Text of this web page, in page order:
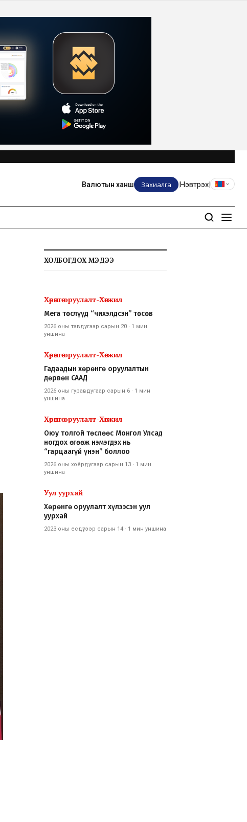
Валютын ханш Захиалга Нэвтрэх
ХОЛБОГДОХ МЭДЭЭ
Хөрөнгө оруулалт-Хөгжил
Мега төслүүд “чихэлдсэн” төсөв
2026 оны тавдугаар сарын 20 · 1 мин
уншина
Хөрөнгө оруулалт-Хөгжил
Гадаадын хөрөнгө оруулалтын
дөрвөн СААД
2026 оны гуравдугаар сарын 6 · 1 мин
уншина
Хөрөнгө оруулалт-Хөгжил
Оюу толгой төслөөс Монгол Улсад
ногдох өгөөж нэмэгдэх нь
“гарцаагүй үнэн” боллоо
2026 оны хоёрдугаар сарын 13 · 1 мин
уншина
Уул уурхай
Хөрөнгө оруулалт хүлээсэн уул
уурхай
2023 оны есдүгээр сарын 14 · 1 мин уншина